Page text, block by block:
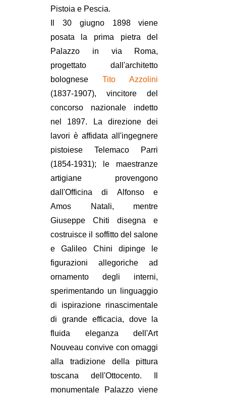
Pistoia e Pescia.
Il 30 giugno 1898 viene
posata la prima pietra del
Palazzo in via Roma,
progettato dall'architetto
bologneseTito Azzolini
(1837-1907), vincitore del
concorso nazionale indetto
nel 1897. La direzione dei
lavori è affidata all'ingegnere
pistoiese Telemaco Parri
(1854-1931); le maestranze
artigiane provengono
dall'Officina di Alfonso e
Amos Natali, mentre
Giuseppe Chiti disegna e
costruisce il soffitto del salone
e Galileo Chini dipinge le
figurazioni allegoriche ad
ornamento degli interni,
sperimentando un linguaggio
di ispirazione rinascimentale
di grande efficacia, dove la
fluida eleganza dell'Art
Nouveau convive con omaggi
alla tradizione della pittura
toscana dell'Ottocento. Il
monumentale Palazzo viene